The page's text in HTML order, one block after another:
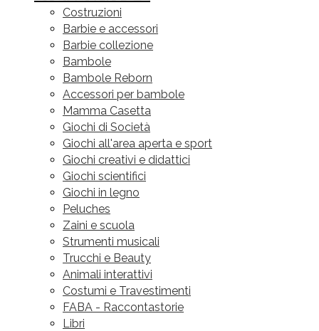
Costruzioni
Barbie e accessori
Barbie collezione
Bambole
Bambole Reborn
Accessori per bambole
Mamma Casetta
Giochi di Società
Giochi all'area aperta e sport
Giochi creativi e didattici
Giochi scientifici
Giochi in legno
Peluches
Zaini e scuola
Strumenti musicali
Trucchi e Beauty
Animali interattivi
Costumi e Travestimenti
FABA - Raccontastorie
Libri